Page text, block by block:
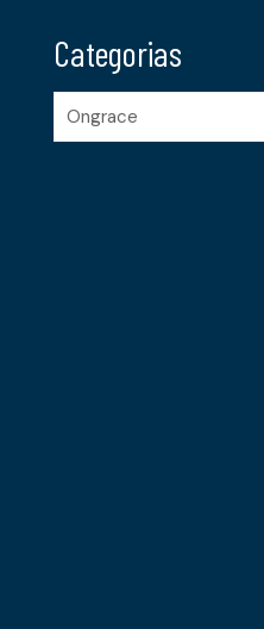
Categorias
Categorias